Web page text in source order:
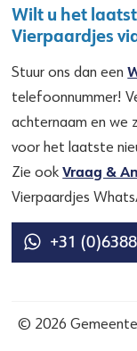
Wilt u het
Vierpaardjes
Stuur ons dan een
telefoonnummer!
achternaam en we
voor het laatste
Zie ookVraag &
Vierpaardjes
+31
© 2026